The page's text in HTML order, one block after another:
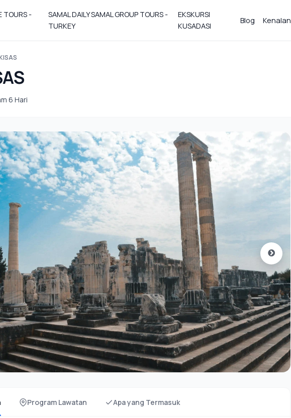
TOURS -
SAMAL DAILY SAMAL GROUP TOURS -
TURKEY
EKSKURSI
KUSADASI
Blog Kenalan
6 Hari
Program Lawatan Apa yang Termasuk